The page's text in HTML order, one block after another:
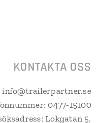
KONTAKTA OSS
info@trailerpartner.se
0477-15100
Lokgatan 5,